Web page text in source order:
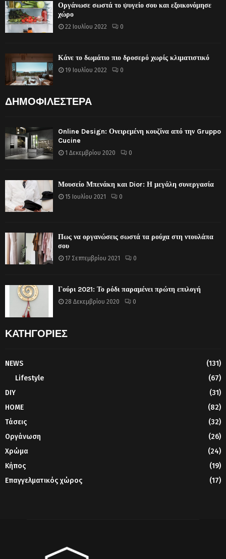
Οργάνωσε σωστά το ψυγείο σου και εξοικονόμησε
χώρο
22 Ιουλίου 2022 0
Κάνε το δωμάτιο πιο δροσερό χωρίς κλιματιστικό
19 Ιουλίου 2022 0
ΔΗΜΟΦΙΛΕΣΤΕΡΑ
Online Design: Ονειρεμένη κουζίνα από την Gruppo
Cucine
1 Δεκεμβρίου 2020 0
Μουσείο Μπενάκη και Dior: Η μεγάλη συνεργασία
15 Ιουλίου 2021 0
Πως να οργανώσεις σωστά τα ρούχα στη ντουλάπα
σου
17 Σεπτεμβρίου 2021 0
Γούρι 2021: Το ρόδι παραμένει πρώτη επιλογή
28 Δεκεμβρίου 2020 0
ΚΑΤΗΓΟΡΙΕΣ
NEWS
(131)
Lifestyle
(67)
DIY
(31)
HOME
(82)
Τάσεις
(32)
Οργάνωση
(26)
Χρώμα
(24)
Κήπος
(19)
Επαγγελματικός χώρος
(17)